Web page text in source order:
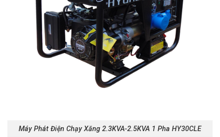
Máy Phát Điện Chạy Xăng 2.3KVA-2.5KVA 1 Pha HY30CLE